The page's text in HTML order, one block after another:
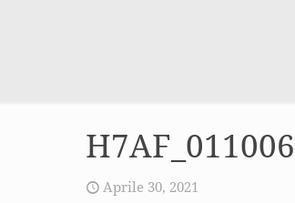
H7AF_011006
Aprile 30, 2021